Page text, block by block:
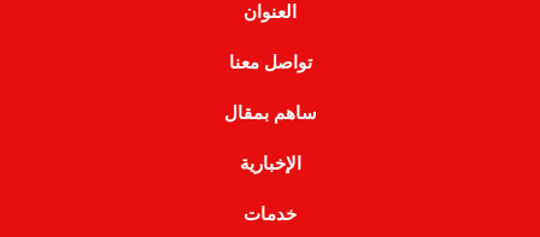
العنوان
تواصل معنا
ساهم بمقال
الإخبارية
خدمات